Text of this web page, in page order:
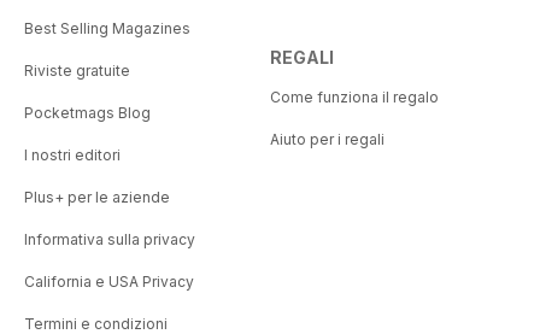
Best Selling Magazines
Riviste gratuite
Pocketmags Blog
I nostri editori
Plus+ per le aziende
Informativa sulla privacy
California e USA Privacy
Termini e condizioni
REGALI
Come funziona il regalo
Aiuto per i regali